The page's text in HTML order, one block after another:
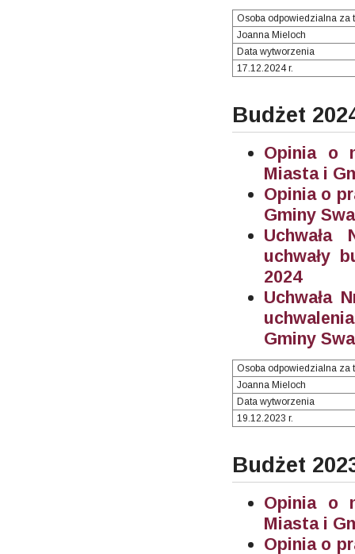
Osoba odpowiedzialna za
Joanna Mieloch
Data wytworzenia
17.12.2024 r.
Budżet
Opinia o
Miasta i
Opinia o
Gminy
Uchwała
uchwały
2024
Uchwała
Gminy
Osoba odpowiedzialna za
Joanna Mieloch
Data wytworzenia
19.12.2023 r.
Budżet
Opinia o
Miasta i
Opinia o